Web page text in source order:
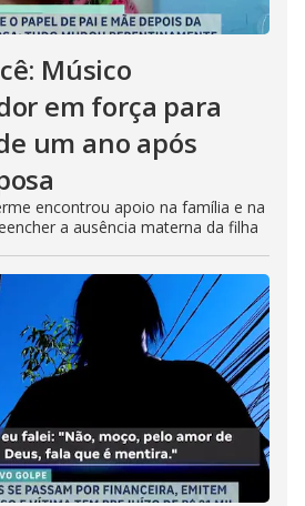
Músico
em força para
um ano após
encontrou apoio na família e na
a ausência materna da filha